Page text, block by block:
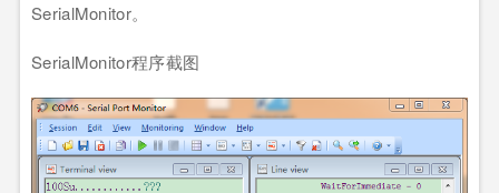
SerialMonitor。
SerialMonitor程序截图